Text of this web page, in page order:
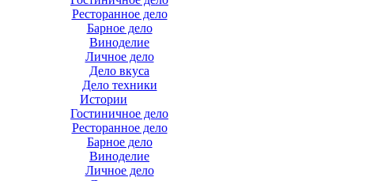
Ресторанное дело
Барное дело
Виноделие
Личное дело
Дело вкуса
Дело техники
Истории
Гостиничное дело
Ресторанное дело
Барное дело
Виноделие
Личное дело